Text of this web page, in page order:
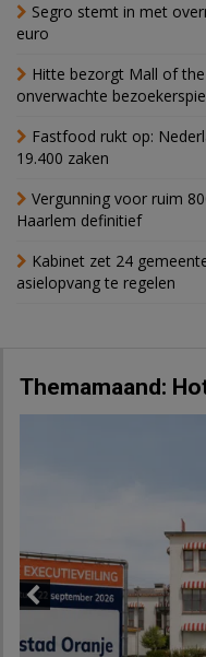
Segro stemt in met
euro
Hitte bezorgt Mall of
onverwachte
Fastfood rukt op:
19.400 zaken
Vergunning voor ruim
Haarlem definitief
Kabinet zet 24
asielopvang te regelen
Themamaand: